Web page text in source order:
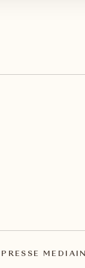
PRESSE MEDIA